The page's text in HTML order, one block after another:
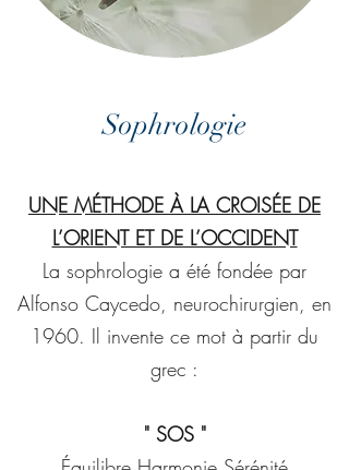
Sophrologie
UNE MÉTHODE À LA CROISÉE DE
L’ORIENT ET DE L’OCCIDENT
La sophrologie a été fondée par
Alfonso Caycedo, neurochirurgien, en
1960. Il invente ce mot à partir du
grec :
" SOS "